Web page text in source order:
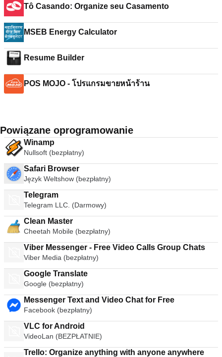
Tô Casando: Organize seu Casamento
MSEB Energy Calculator
Resume Builder
POS MOJO - โปรแกรมขายหน้าร้าน
Powiązane oprogramowanie
Winamp
Nullsoft (bezpłatny)
Safari Browser
Język Weltshow (bezpłatny)
Telegram
Telegram LLC. (Darmowy)
Clean Master
Cheetah Mobile (bezpłatny)
Viber Messenger - Free Video Calls Group Chats
Viber Media (bezpłatny)
Google Translate
Google (bezpłatny)
Messenger Text and Video Chat for Free
Facebook (bezpłatny)
VLC for Android
VideoLan (BEZPŁATNIE)
Trello: Organize anything with anyone anywhere